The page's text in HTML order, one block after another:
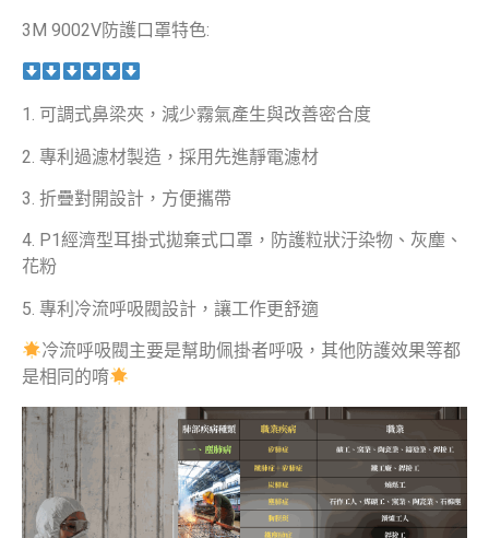
3M 9002V防護口罩特色:
1. 可調式鼻梁夾，減少霧氣產生與改善密合度
2. 專利過濾材製造，採用先進靜電濾材
3. 折疊對開設計，方便攜帶
4. P1經濟型耳掛式拋棄式口罩，防護粒狀汙染物、灰塵、
花粉
5. 專利冷流呼吸閥設計，讓工作更舒適
冷流呼吸閥主要是幫助佩掛者呼吸，其他防護效果等都
是相同的唷